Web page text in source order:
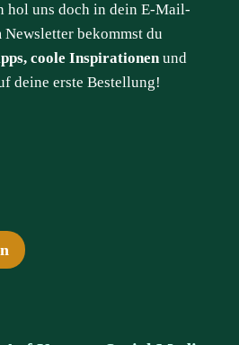
hol uns doch in dein E-Mail-
bekommst du
coole Inspirationenund
deine erste Bestellung!